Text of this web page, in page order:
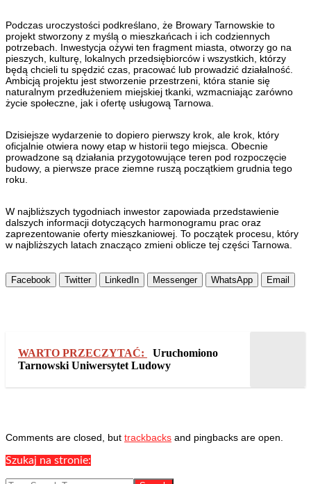
Podczas uroczystości podkreślano, że Browary Tarnowskie to
projekt stworzony z myślą o mieszkańcach i ich codziennych
potrzebach. Inwestycja ożywi ten fragment miasta, otworzy go na
pieszych, kulturę, lokalnych przedsiębiorców i wszystkich, którzy
będą chcieli tu spędzić czas, pracować lub prowadzić działalność.
Ambicją projektu jest stworzenie przestrzeni, która stanie się
naturalnym przedłużeniem miejskiej tkanki, wzmacniając zarówno
życie społeczne, jak i ofertę usługową Tarnowa.
Dzisiejsze wydarzenie to dopiero pierwszy krok, ale krok, który
oficjalnie otwiera nowy etap w historii tego miejsca. Obecnie
prowadzone są działania przygotowujące teren pod rozpoczęcie
budowy, a pierwsze prace ziemne ruszą początkiem grudnia tego
roku.
W najbliższych tygodniach inwestor zapowiada przedstawienie
dalszych informacji dotyczących harmonogramu prac oraz
zaprezentowanie oferty mieszkaniowej. To początek procesu, który
w najbliższych latach znacząco zmieni oblicze tej części Tarnowa.
Facebook Twitter LinkedIn Messenger WhatsApp Email
WARTO PRZECZYTAĆ:
Uruchomiono
Tarnowski Uniwersytet Ludowy
2025-
25
Comments are closed, but trackbacks and pingbacks are open.
Szukaj na stronie: